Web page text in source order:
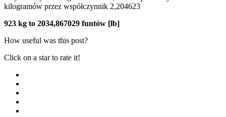
kilogramów przez współczynnik 2,204623
923 kg to 2034,867029 funtów [lb]
How useful was this post?
Click on a star to rate it!